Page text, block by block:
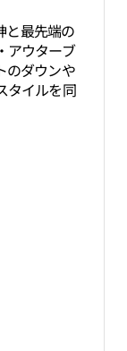
と最先端の
アウターブ
のダウンや
タイルを同